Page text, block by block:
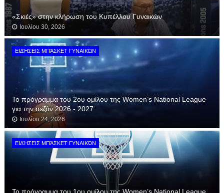
«Σκιές» στην κλήρωση του Κυπέλλου Γυναικών
Ιουλίου 30, 2026
ΕΙΔΉΣΕΙΣ ΜΠΆΣΚΕΤ ΓΥΝΑΙΚΏΝ
Το πρόγραμμα του 2ου ομίλου της Women’s National League
για την σεζόν 2026 - 2027
Ιουλίου 24, 2026
ΕΙΔΉΣΕΙΣ ΜΠΆΣΚΕΤ ΓΥΝΑΙΚΏΝ